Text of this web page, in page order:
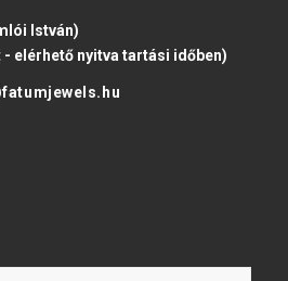
István)
- elérhető nyitva tartási időben)